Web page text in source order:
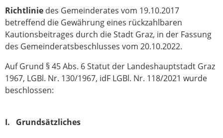
Richtlinie des Gemeinderates vom 19.10.2017
betreffend die Gewährung eines rückzahlbaren
Kautionsbeitrages durch die Stadt Graz, in der Fassung
des Gemeinderatsbeschlusses vom 20.10.2022.
Auf Grund § 45 Abs. 6 Statut der Landeshauptstadt Graz
1967, LGBl. Nr. 130/1967, idF LGBl. Nr. 118/2021 wurde
beschlossen:
I. Grundsätzliches